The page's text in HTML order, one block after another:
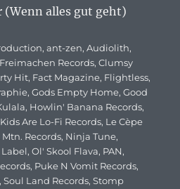
(Wenn alles gut geht)
,ant-zen,Audiolith,
Records,Clumsy
Hit, Fact Magazine, Flightless,
,Gods Empty Home,Good
, Howlin' Banana Records,
Kids Are Lo-Fi Records, Le Cèpe
Mtn. Records, Ninja Tune,
Label,Ol' Skool Flava, PAN,
, Puke N Vomit Records,
,Soul Land Records,Stomp